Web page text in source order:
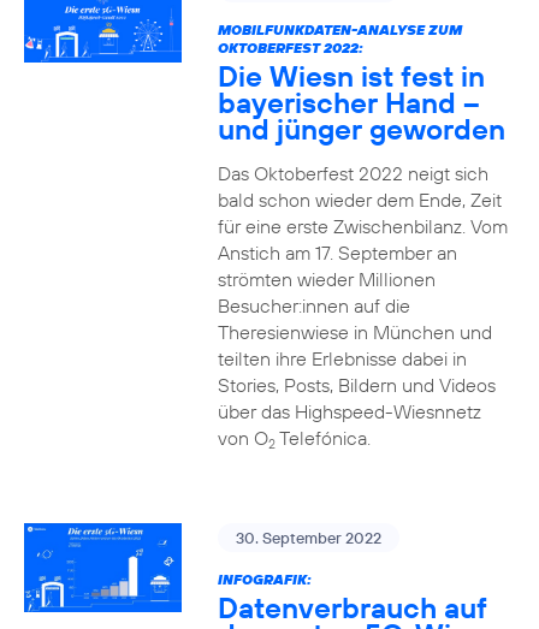
MOBILFUNKDATEN-ANALYSE ZUM
OKTOBERFEST 2022:
Die Wiesn ist fest in
bayerischer Hand –
und jünger geworden
Das Oktoberfest 2022 neigt sich
bald schon wieder dem Ende, Zeit
für eine erste Zwischenbilanz. Vom
Anstich am 17. September an
strömten wieder Millionen
Besucher:innen auf die
Theresienwiese in München und
teilten ihre Erlebnisse dabei in
Stories, Posts, Bildern und Videos
über das Highspeed-Wiesnnetz
von O2Telefónica.
30. September 2022
INFOGRAFIK:
Datenverbrauch auf